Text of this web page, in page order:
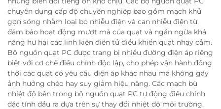
chuyên dụng cấp độ chuyên nghiệp bao gồm mạch khử
gợn sóng nhằm loại bỏ nhiễu điện và can nhiễu điện từ,
đảm bảo hoạt động mượt mà của quạt và ngăn ngừa khả
năng hư hại các linh kiện điện tử điều khiển quạt nhạy cảm.
Bộ nguồn quạt PC được trang bị nhiều đường điện áp riêng
biệt với cơ chế điều chỉnh độc lập, cho phép vận hành đồng
thời các quạt có yêu cầu điện áp khác nhau mà không gây
ảnh hưởng chéo hay suy giảm hiệu năng. Các mạch bù
nhiệt độ bên trong bộ nguồn quạt PC tự động điều chỉnh
đặc tính đầu ra dựa trên sự thay đổi nhiệt độ môi trường,